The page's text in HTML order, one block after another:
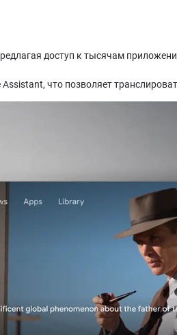
доступ к тысячам
что позволяет